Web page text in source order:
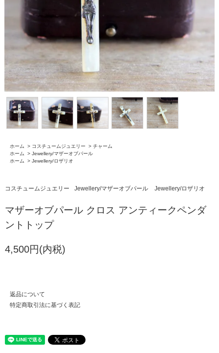
ホーム > コスチュームジュエリー > チャーム
ホーム
> Jewellery/マザーオブパール
ホーム
> Jewellery/ロザリオ
コスチュームジュエリー Jewellery/マザーオブパール Jewellery/ロザリオ
マザーオブパール クロス アンティークペンダ
ントトップ
4,500円(内税)
返品について
特定商取引法に基づく表記